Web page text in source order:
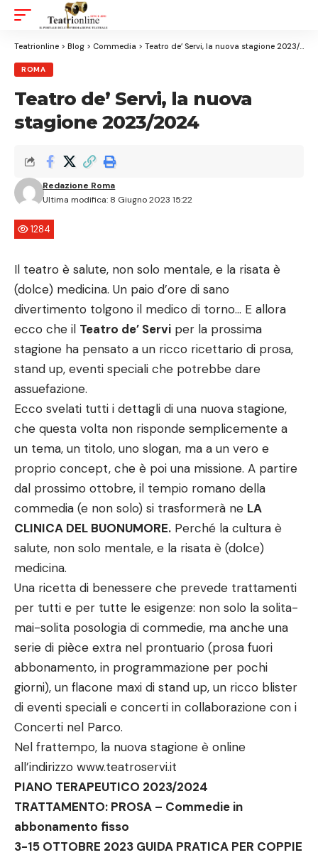
Resizer
Teatrionline > Blog > Commedia > Teatro de’ Servi, la nuova stagione 2023/2024
ROMA
Teatro de’ Servi, la nuova
stagione 2023/2024
Ultima modifica: 8 Giugno 2023 15:22
Redazione Roma
1284
Il teatro è salute, non solo mentale, e la risata è
(dolce) medicina. Un paio d’ore di sano
divertimento tolgono il medico di torno… E allora
ecco che il Teatro de’ Servi per la prossima
stagione ha pensato a un ricco ricettario di prosa,
stand up, eventi speciali che potrebbe dare
assuefazione.
Ecco svelati tutti i dettagli di una nuova stagione,
che questa volta non risponde semplicemente a
un tema, un titolo, uno slogan, ma a un vero e
proprio concept, che è poi una missione. A partire
dal prossimo ottobre, il tempio romano della
commedia (e non solo) si trasformerà ne LA
CLINICA DEL BUONUMORE. Perché la cultura è
salute, non solo mentale, e la risata è (dolce)
medicina.
Una ricetta di benessere che prevede trattamenti
per tutti e per tutte le esigenze: non solo la solita-
mai-solita posologia di commedie, ma anche una
serie di pièce extra nel prontuario (prosa fuori
abbonamento, in programmazione per pochi
giorni), un flacone maxi di stand up, un ricco blister
di eventi speciali e concerti in collaborazione con i
Concerti nel Parco.
Nel frattempo, la nuova stagione è online
all’indirizzo www.teatroservi.it
PIANO TERAPEUTICO 2023/2024
TRATTAMENTO: PROSA – Commedie in
abbonamento fisso
3-15 OTTOBRE 2023 GUIDA PRATICA PER COPPIE